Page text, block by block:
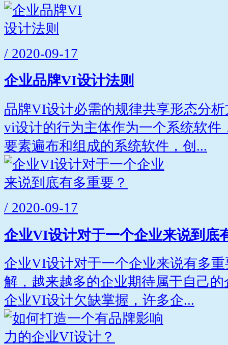
/ 2020-09-17
企业品牌VI设计法则
品牌VI设计必需的规律共享形态分
vi设计的行为主体作为一个系统软件
要素遍布和组成的系统软件，创...
/ 2020-09-17
企业VI设计对于一个企业来说到底
企业VI设计对于一个企业来说有多
解，越来越多的企业期待属于自己
企业VI设计欠缺掌握，许多企...